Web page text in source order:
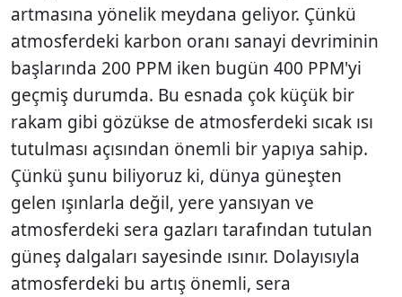
artmasına yönelik meydana geliyor. Çünkü
atmosferdeki karbon oranı sanayi devriminin
başlarında 200 PPM iken bugün 400 PPM'yi
geçmiş durumda. Bu esnada çok küçük bir
rakam gibi gözükse de atmosferdeki sıcak ısı
tutulması açısından önemli bir yapıya sahip.
Çünkü şunu biliyoruz ki, dünya güneşten
gelen ışınlarla değil, yere yansıyan ve
atmosferdeki sera gazları tarafından tutulan
güneş dalgaları sayesinde ısınır. Dolayısıyla
atmosferdeki bu artış önemli, sera